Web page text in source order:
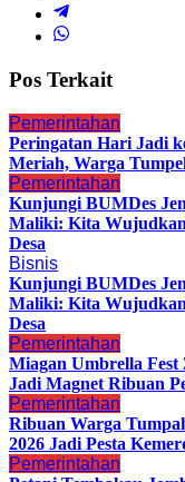
Pos Terkait
Pemerintahan
Peringatan Hari Jadi
Meriah, Warga
Pemerintahan
Kunjungi BUMDes
Maliki: Kita
Desa
Bisnis
Kunjungi BUMDes
Maliki: Kita
Desa
Pemerintahan
Miagan Umbrella Fest
Jadi Magnet Ribuan
Pemerintahan
Ribuan Warga
2026 Jadi Pesta
Pemerintahan